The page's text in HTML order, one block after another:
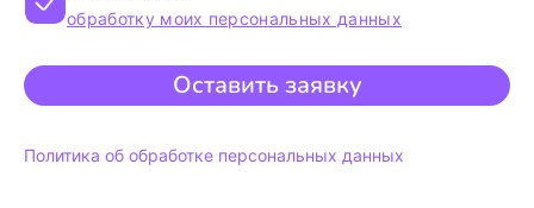
обработку моих персональных данных
Оставить заявку
Политика об обработке персональных данных